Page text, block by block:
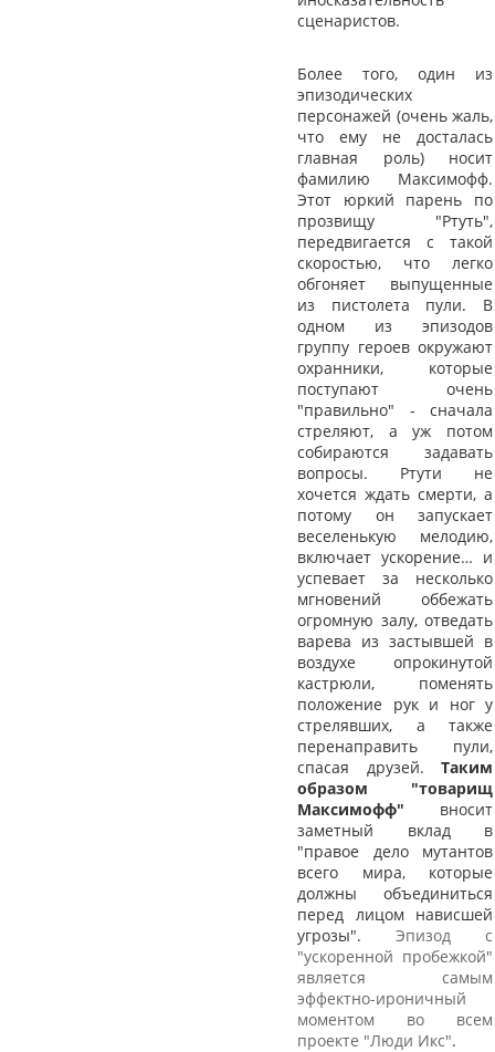
сценаристов.
Более того, один из
эпизодических
персонажей (очень жаль,
что ему не досталась
главная роль) носит
фамилию Максимофф.
Этот юркий парень по
прозвищу "Ртуть",
передвигается с такой
скоростью, что легко
обгоняет выпущенные
из пистолета пули. В
одном из эпизодов
группу героев окружают
охранники, которые
поступают очень
"правильно" - сначала
стреляют, а уж потом
собираются задавать
вопросы. Ртути не
хочется ждать смерти, а
потому он запускает
веселенькую мелодию,
включает ускорение… и
успевает за несколько
мгновений оббежать
огромную залу, отведать
варева из застывшей в
воздухе опрокинутой
кастрюли, поменять
положение рук и ног у
стрелявших, а также
перенаправить пули,
спасая друзей. Таким
образом "товарищ
Максимофф" вносит
заметный вклад в
"правое дело мутантов
всего мира, которые
должны объединиться
перед лицом нависшей
угрозы". Эпизод с
"ускоренной пробежкой"
является самым
эффектно-ироничный
моментом во всем
проекте "Люди Икс".